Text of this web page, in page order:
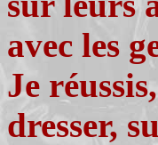
avec les
Je
dresser,